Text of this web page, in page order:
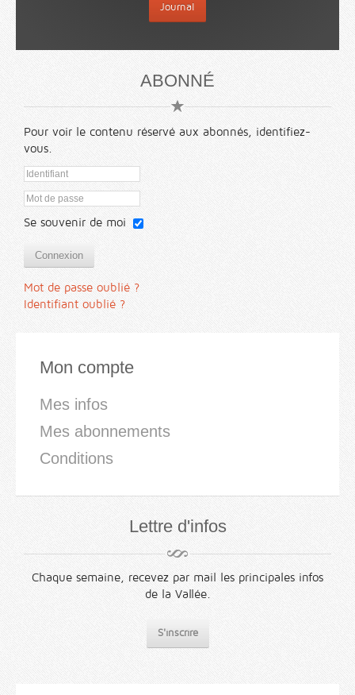
Journal
ABONNÉ
Pour voir le contenu réservé aux abonnés, identifiez-
vous.
Se souvenir de moi
Connexion
Mot de passe oublié ?
Identifiant oublié ?
Mon compte
Mes infos
Mes abonnements
Conditions
Lettre d'infos
Chaque semaine, recevez par mail les principales infos
de la Vallée.
S'inscrire